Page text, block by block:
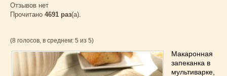
Отзывов нет
Прочитано 4691 раз(a).
(8 голосов, в среднем: 5 из 5)
Макаронная
запеканка в
мультиварке,